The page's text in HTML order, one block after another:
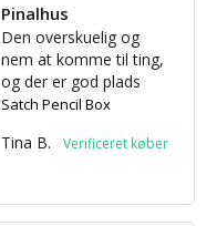
Pinalhus
Den overskuelig og
nem at komme til ting,
og der er god plads
Satch Pencil Box
Tina B.